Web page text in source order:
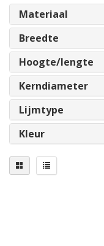
Materiaal
Breedte
Hoogte/lengte
Kerndiameter
Lijmtype
Kleur